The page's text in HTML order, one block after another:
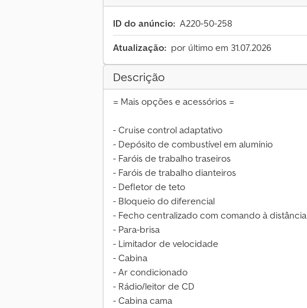
ID do anúncio: A220-50-258
Atualização: por último em 31.07.2026
Descrição
= Mais opções e acessórios =
- Cruise control adaptativo
- Depósito de combustível em alumínio
- Faróis de trabalho traseiros
- Faróis de trabalho dianteiros
- Defletor de teto
- Bloqueio do diferencial
- Fecho centralizado com comando à distância
- Para-brisa
- Limitador de velocidade
- Cabina
- Ar condicionado
- Rádio/leitor de CD
- Cabina cama